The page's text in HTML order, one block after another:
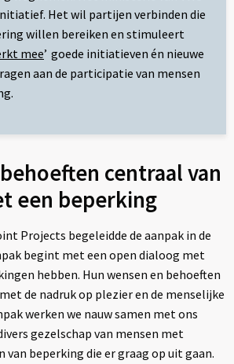
Het wil partijen verbinden die
willen bereiken en stimuleert
mee’ goede initiatieven én nieuwe
aan de participatie van mensen
centraal van
een beperking
Projects begeleidde de aanpak in de
begint met een open dialoog met
hebben. Hun wensen en behoeften
de nadruk op plezier en de menselijke
werken we nauw samen met ons
gezelschap van mensen met
van beperking die er graag op uit gaan.